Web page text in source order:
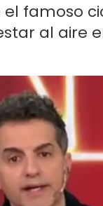
famoso
al aire